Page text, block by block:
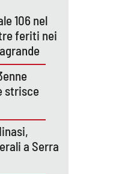
106 nel
feriti nei
strisce
a Serra